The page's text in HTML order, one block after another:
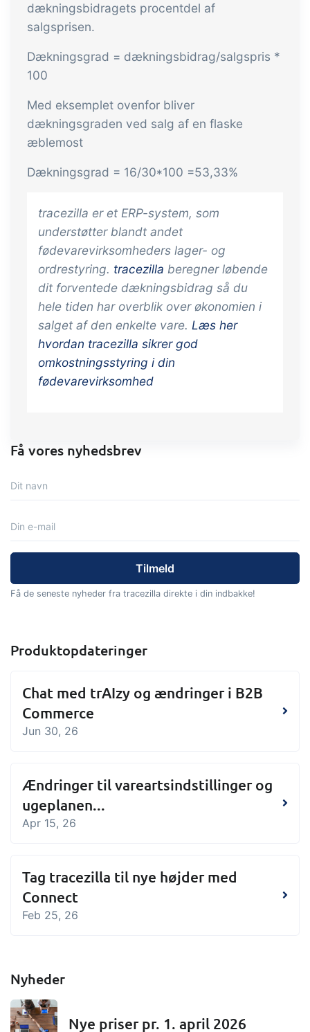
kritiske kontrolpunkter integreret i din
Tilføjelse
Power Pack
og labels, sidevisninger, dataudtræk,
rapporter og indlejrede dashboards!
Masser af muligheder for automatik og
og data med andre systemer og
enheder
dækningsbidragets procentdel af
salgsprisen.
Dækningsgrad = dækningsbidrag/salgspris *
100
Med eksemplet ovenfor bliver
dækningsgraden ved salg af en flaske
æblemost
Dækningsgrad = 16/30*100 =53,33%
tracezilla er et ERP-system, som
understøtter blandt andet
fødevarevirksomheders lager- og
ordrestyring. tracezilla beregner løbende
dit forventede dækningsbidrag så du
hele tiden har overblik over økonomien i
salget af den enkelte vare. Læs her
hvordan tracezilla sikrer god
omkostningsstyring i din
fødevarevirksomhed
Få vores nyhedsbrev
Få de seneste nyheder fra tracezilla direkte i din indbakke!
Produktopdateringer
Chat med trAIzy og ændringer i B2B
Commerce
Jun 30, 26
Ændringer til vareartsindstillinger og
ugeplanen...
Apr 15, 26
Tag tracezilla til nye højder med
Connect
Feb 25, 26
Nyheder
Nye priser pr. 1. april 2026